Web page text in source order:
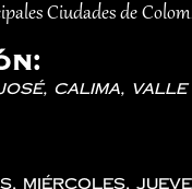
Ciudades de
Calima, Valle
miércoles,